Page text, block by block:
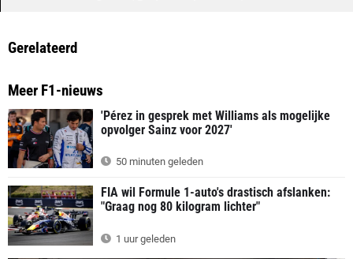
Gerelateerd
Meer F1-nieuws
'Pérez in gesprek met Williams als mogelijke
opvolger Sainz voor 2027'
50 minuten geleden
FIA wil Formule 1-auto's drastisch afslanken:
"Graag nog 80 kilogram lichter"
1 uur geleden